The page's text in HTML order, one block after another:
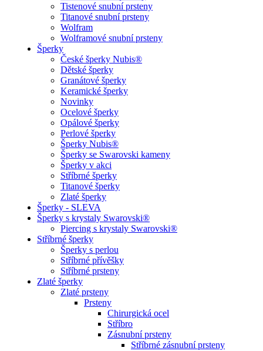
Tistenové snubní prsteny
Titanové snubní prsteny
Wolfram
Wolframové snubní prsteny
Šperky
České šperky Nubis®
Dětské šperky
Granátové šperky
Keramické šperky
Novinky
Ocelové šperky
Opálové šperky
Perlové šperky
Šperky Nubis®
Šperky se Swarovski kameny
Šperky v akci
Stříbrné šperky
Titanové šperky
Zlaté šperky
Šperky - SLEVA
Šperky s krystaly Swarovski®
Piercing s krystaly Swarovski®
Stříbrné šperky
Šperky s perlou
Stříbrné přívěšky
Stříbrné prsteny
Zlaté šperky
Zlaté prsteny
Prsteny
Chirurgická ocel
Stříbro
Zásnubní prsteny
Stříbrné zásnubní prsteny